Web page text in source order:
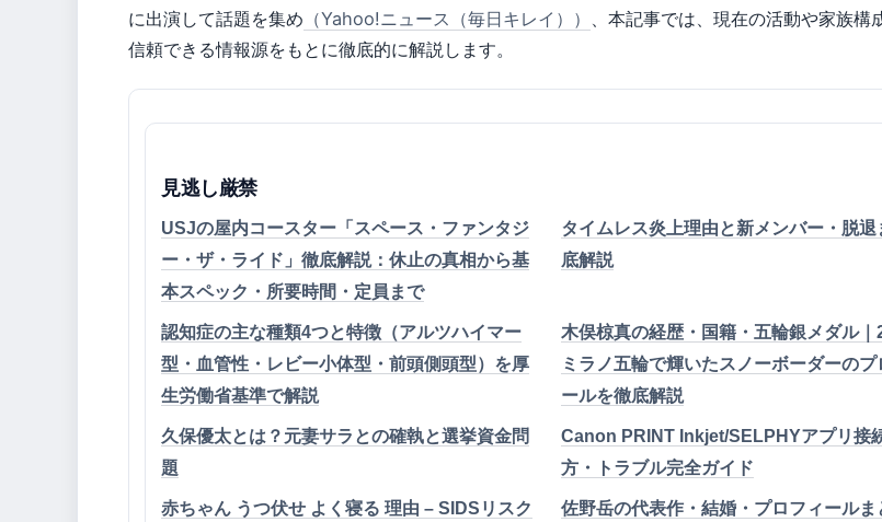
に出演して話題を集め （Yahoo!ニュース（毎日キレイ）） 、本記事では、現在の活動や家族構
信頼できる情報源をもとに徹底的に解説します。
見逃し厳禁
USJの屋内コースター「スペース・ファンタジ
ー・ザ・ライド」徹底解説：休止の真相から基
本スペック・所要時間・定員まで
タイムレス炎上理由と新メンバー・脱退
底解説
認知症の主な種類4つと特徴（アルツハイマー
型・血管性・レビー小体型・前頭側頭型）を厚
生労働省基準で解説
木俣椋真の経歴・国籍・五輪銀メダル｜
ミラノ五輪で輝いたスノーボーダーのプ
ールを徹底解説
久保優太とは？元妻サラとの確執と選挙資金問
題
Canon PRINT Inkjet/SELPHYアプリ接
方・トラブル完全ガイド
赤ちゃん うつ伏せ よく寝る 理由 – SIDSリスク
佐野岳の代表作・結婚・プロフィールま